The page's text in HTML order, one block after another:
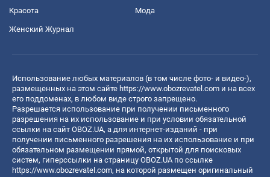
Красота Мода
Женский Журнал
Использование любых материалов (в том числе фото- и видео-),
размещенных на этом сайте https://www.obozrevatel.com и на всех
его поддоменах, в любом виде строго запрещено.
Разрешается использование при получении письменного
разрешения на их использование и при условии обязательной
ссылки на сайт OBOZ.UA, а для интернет-изданий - при
получении письменного разрешения на их использование и при
обязательном размещении прямой, открытой для поисковых
систем, гиперссылки на страницу OBOZ.UA по ссылке
https://www.obozrevatel.com, на которой размещен оригинальный